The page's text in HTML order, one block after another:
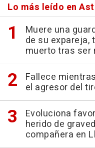
Lo más leído en
Muere una
de su expareja,
muerto tras ser
Fallece
el agresor del
Evoluciona
herido de
compañera en